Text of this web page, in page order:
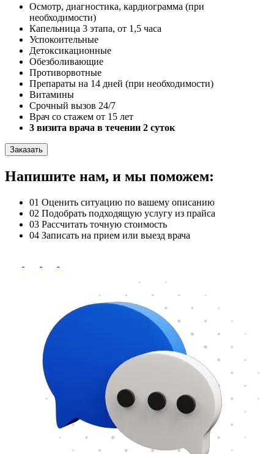
Осмотр, диагностика, кардиограмма (при
необходимости)
Капельница 3 этапа, от 1,5 часа
Успокоительные
Детоксикационные
Обезболивающие
Противорвотные
Препараты на 14 дней (при необходимости)
Витамины
Срочный вызов 24/7
Врач со стажем от 15 лет
3 визита врача в течении 2 суток
Заказать
Напишите нам, и мы поможем:
01 Оценить ситуацию по вашему описанию
02 Подобрать подходящую услугу из прайса
03 Рассчитать точную стоимость
04 Записать на прием или выезд врача